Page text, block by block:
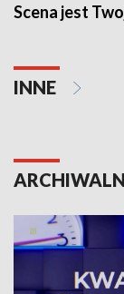
Scena jest
INNE